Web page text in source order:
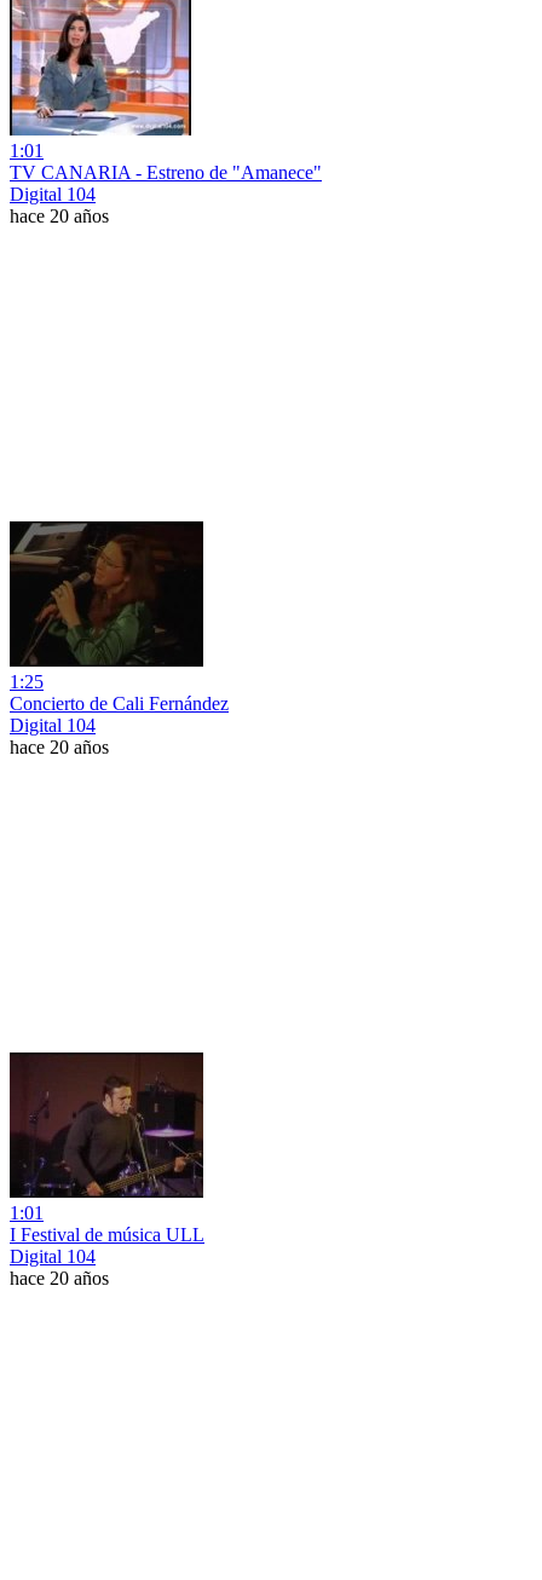
1:01
TV CANARIA - Estreno de "Amanece"
Digital 104
hace 20 años
1:25
Concierto de Cali Fernández
Digital 104
hace 20 años
1:01
I Festival de música ULL
Digital 104
hace 20 años